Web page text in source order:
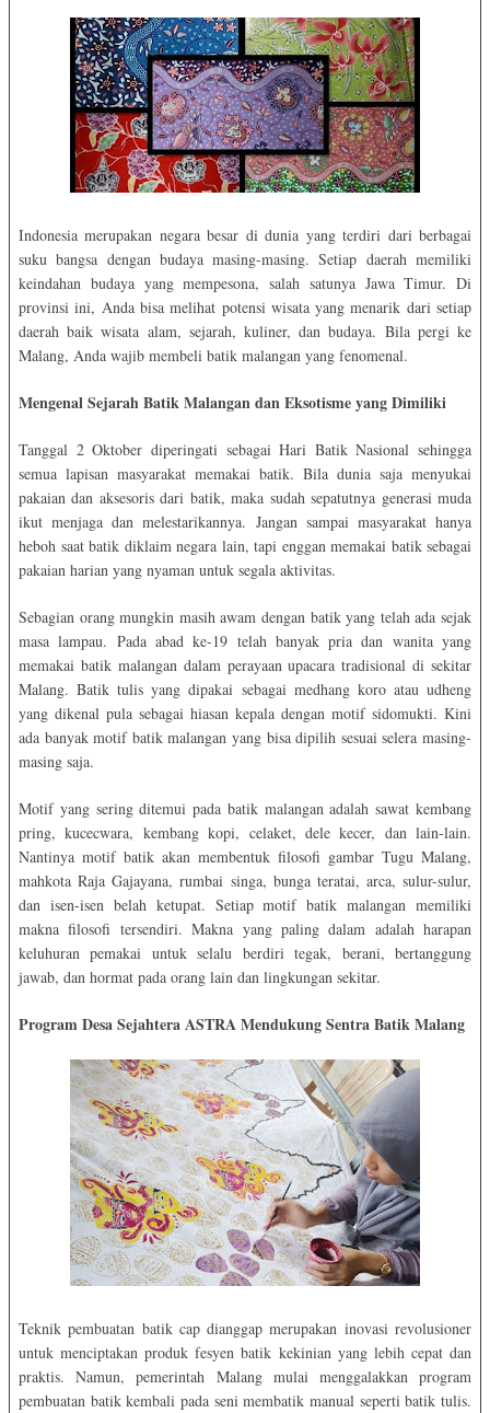
Indonesia merupakan negara besar di dunia yang terdiri dari berbagai
suku bangsa dengan budaya masing-masing. Setiap daerah memiliki
keindahan budaya yang mempesona, salah satunya Jawa Timur. Di
provinsi ini, Anda bisa melihat potensi wisata yang menarik dari setiap
daerah baik wisata alam, sejarah, kuliner, dan budaya. Bila pergi ke
Malang, Anda wajib membeli batik malangan yang fenomenal.
Mengenal Sejarah Batik Malangan dan Eksotisme yang Dimiliki
Tanggal 2 Oktober diperingati sebagai Hari Batik Nasional sehingga
semua lapisan masyarakat memakai batik. Bila dunia saja menyukai
pakaian dan aksesoris dari batik, maka sudah sepatutnya generasi muda
ikut menjaga dan melestarikannya. Jangan sampai masyarakat hanya
heboh saat batik diklaim negara lain, tapi enggan memakai batik sebagai
pakaian harian yang nyaman untuk segala aktivitas.
Sebagian orang mungkin masih awam dengan batik yang telah ada sejak
masa lampau. Pada abad ke-19 telah banyak pria dan wanita yang
memakai batik malangan dalam perayaan upacara tradisional di sekitar
Malang. Batik tulis yang dipakai sebagai medhang koro atau udheng
yang dikenal pula sebagai hiasan kepala dengan motif sidomukti. Kini
ada banyak motif batik malangan yang bisa dipilih sesuai selera masing-
masing saja.
Motif yang sering ditemui pada batik malangan adalah sawat kembang
pring, kucecwara, kembang kopi, celaket, dele kecer, dan lain-lain.
Nantinya motif batik akan membentuk filosofi gambar Tugu Malang,
mahkota Raja Gajayana, rumbai singa, bunga teratai, arca, sulur-sulur,
dan isen-isen belah ketupat. Setiap motif batik malangan memiliki
makna filosofi tersendiri. Makna yang paling dalam adalah harapan
keluhuran pemakai untuk selalu berdiri tegak, berani, bertanggung
jawab, dan hormat pada orang lain dan lingkungan sekitar.
Program Desa Sejahtera ASTRA Mendukung Sentra Batik Malang
Teknik pembuatan batik cap dianggap merupakan inovasi revolusioner
untuk menciptakan produk fesyen batik kekinian yang lebih cepat dan
praktis. Namun, pemerintah Malang mulai menggalakkan program
pembuatan batik kembali pada seni membatik manual seperti batik tulis.